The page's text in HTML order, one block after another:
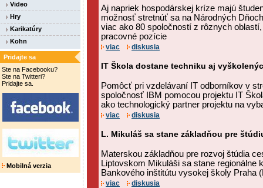
Video
Hry
Karikatúry
Kohn
Pridajte sa
Ste na Facebooku?
Ste na Twitteri?
Pridajte sa.
Mobilná verzia
Aj napriek hospodárskej kríze majú
možnosť stretnúť sa na Národných
viac ako 80 spoločností z rôznych
pracovné pozície
viac diskusia
IT Škola dostane techniku aj
Pomôcť pri vzdelávaní IT odborníkov v
spoločnosť IBM pomocou projektu IT
ako technologický partner projektu na
viac diskusia
L. Mikuláš sa stane základňou pre
Materskou základňou pre rozvoj štúdia
Liptovskom Mikuláši sa stane regionálne
Bankového inštitútu vysokej školy Praha
viac diskusia